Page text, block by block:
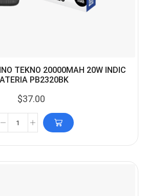
TEKNO 20000MAH 20W INDIC
PB2320BK
$37.00